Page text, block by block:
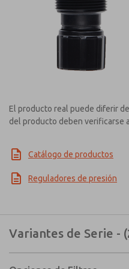
El producto real puede diferir
del producto deben verificarse
Catálogo de productos
Reguladores de presión
Variantes de Serie -